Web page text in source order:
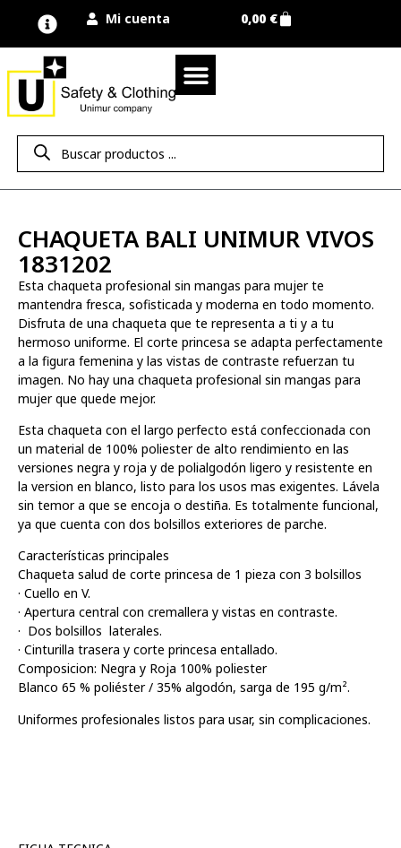
Mi cuenta 0,00 €
CHAQUETA BALI UNIMUR VIVOS
1831202
Esta chaqueta profesional sin mangas para mujer te
mantendra fresca, sofisticada y moderna en todo momento.
Disfruta de una chaqueta que te representa a ti y a tu
hermoso uniforme. El corte princesa se adapta perfectamente
a la figura femenina y las vistas de contraste refuerzan tu
imagen. No hay una chaqueta profesional sin mangas para
mujer que quede mejor.
Esta chaqueta con el largo perfecto está confeccionada con
un material de 100% poliester de alto rendimiento en las
versiones negra y roja y de polialgodón ligero y resistente en
la version en blanco, listo para los usos mas exigentes. Lávela
sin temor a que se encoja o destiña. Es totalmente funcional,
ya que cuenta con dos bolsillos exteriores de parche.
Características principales
Chaqueta salud de corte princesa de 1 pieza con 3 bolsillos
· Cuello en V.
· Apertura central con cremallera y vistas en contraste.
· Dos bolsillos laterales.
· Cinturilla trasera y corte princesa entallado.
Composicion: Negra y Roja 100% poliester
Blanco 65 % poliéster / 35% algodón, sarga de 195 g/m².
Uniformes profesionales listos para usar, sin complicaciones.